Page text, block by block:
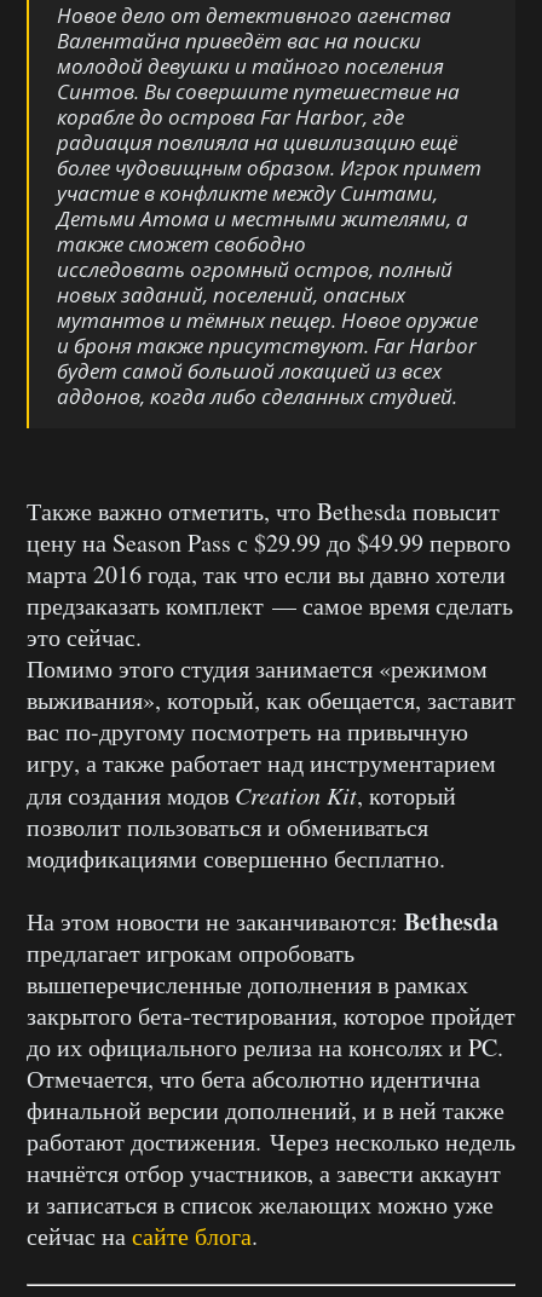
Новое дело от детективного агенства
Валентайна приведёт вас на поиски
молодой девушки и тайного поселения
Синтов. Вы совершите путешествие на
корабле до острова Far Harbor, где
радиация повлияла на цивилизацию ещё
более чудовищным образом. Игрок примет
участие в конфликте между Синтами,
Детьми Атома и местными жителями, а
также сможет свободно
исследовать огромный остров, полный
новых заданий, поселений, опасных
мутантов и тёмных пещер. Новое оружие
и броня также присутствуют. Far Harbor
будет самой большой локацией из всех
аддонов, когда либо сделанных студией.
Также важно отметить, что Bethesda повысит
цену на Season Pass с $29.99 до $49.99 первого
марта 2016 года, так что если вы давно хотели
предзаказать комплект — самое время сделать
это сейчас.
Помимо этого студия занимается «режимом
выживания», который, как обещается, заставит
вас по-другому посмотреть на привычную
игру, а также работает над инструментарием
для создания модов Creation Kit, который
позволит пользоваться и обмениваться
модификациями совершенно бесплатно.
На этом новости не заканчиваются: Bethesda
предлагает игрокам опробовать
вышеперечисленные дополнения в рамках
закрытого бета-тестирования, которое пройдет
до их официального релиза на консолях и PC.
Отмечается, что бета абсолютно идентична
финальной версии дополнений, и в ней также
работают достижения. Через несколько недель
начнётся отбор участников, а завести аккаунт
и записаться в список желающих можно уже
сейчас насайте блога.